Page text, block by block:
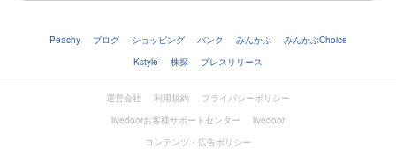
Peachy ブログ ショッピング バンク みんかぶ
みんかぶChoice
Kstyle
株探 プレスリリース
運営会社 利用規約
プライバシーポリシー
livedoorお客様サポートセンター
livedoor
コンテンツ・広告ポリシー